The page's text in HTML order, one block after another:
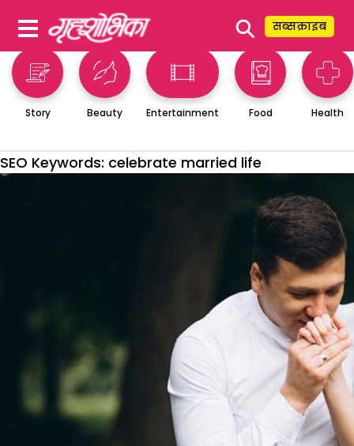
⚲ सब्सक्राइब
Story Beauty Entertainment Food Health
SEO Keywords: celebrate married life